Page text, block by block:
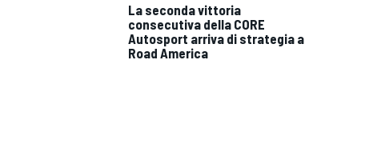
La seconda vittoria
consecutiva della CORE
Autosport arriva di strategia a
Road America